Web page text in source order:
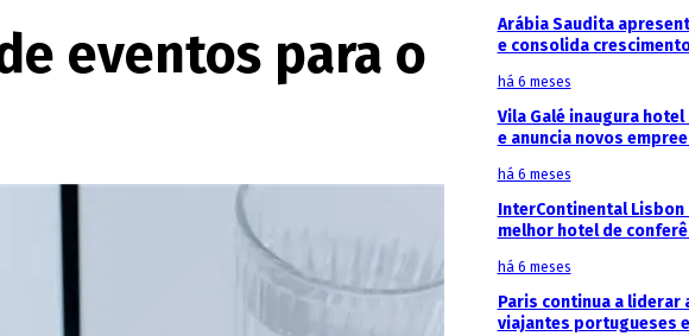
eventos para o
Arábia Saudita
e consolida
há 6 meses
Vila Galé inaugura hotel
e anuncia novos
há 6 meses
InterContinental
melhor hotel de
há 6 meses
Paris continua a liderar
viajantes portugueses